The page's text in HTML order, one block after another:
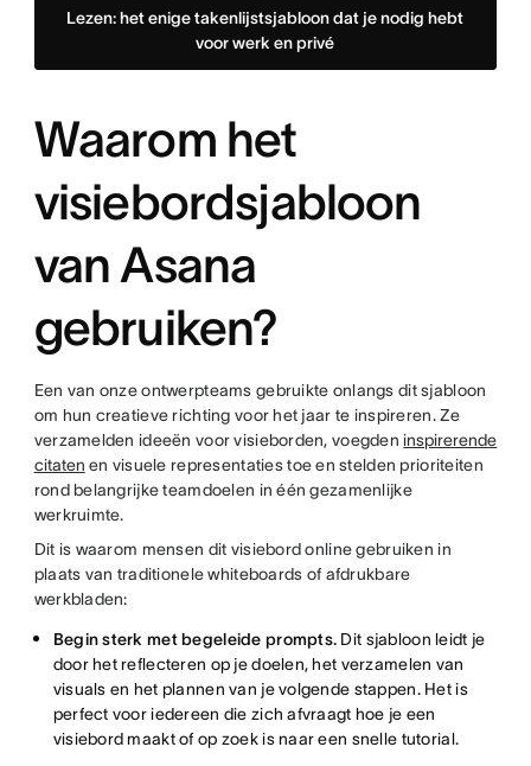
Lezen: het enige takenlijstsjabloon dat je nodig hebt
voor werk en privé
Waarom het
visiebordsjabloon
van Asana
gebruiken?
Een van onze ontwerpteams gebruikte onlangs dit sjabloon
om hun creatieve richting voor het jaar te inspireren. Ze
verzamelden ideeën voor visieborden, voegden inspirerende
citaten en visuele representaties toe en stelden prioriteiten
rond belangrijke teamdoelen in één gezamenlijke
werkruimte.
Dit is waarom mensen dit visiebord online gebruiken in
plaats van traditionele whiteboards of afdrukbare
werkbladen:
Begin sterk met begeleide prompts. Dit sjabloon leidt je
door het reflecteren op je doelen, het verzamelen van
visuals en het plannen van je volgende stappen. Het is
perfect voor iedereen die zich afvraagt hoe je een
visiebord maakt of op zoek is naar een snelle tutorial.